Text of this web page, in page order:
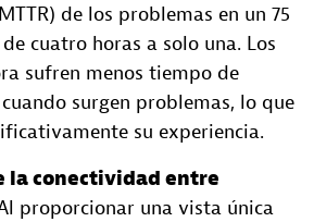
de los problemas en un 75
cuatro horas a solo una. Los
sufren menos tiempo de
surgen problemas, lo que
su experiencia.
la conectividad entre
proporcionar una vista única